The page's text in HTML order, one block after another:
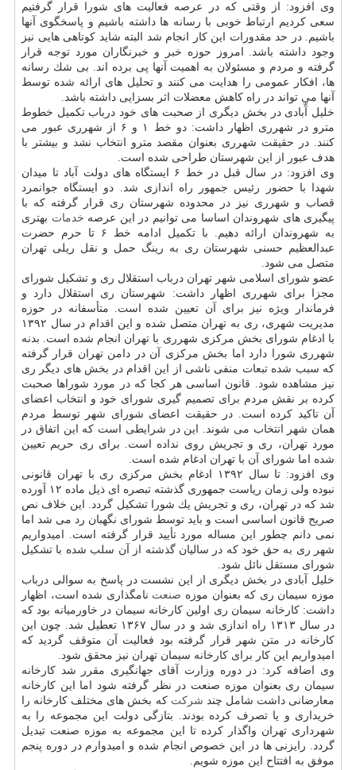
وی افزود: از وقتی كه در عرصه فعالیت های شورا قرار گرفتیم
سعی كردیم ارتباط خوبی با رسانه ها داشته باشیم و پاسخگوی آنها
باشیم. در حد مقدورات این كار انجام شد البته شاید كوتاهی هایی نیز
وجود داشته باشد. امروز حوزه خبر و خبرنگاران مورد توجه قرار
گرفته و مردم و مسئولان به اهمیت آنها پی برده اند. بی شك رسانه
ها، افكار عمومی را هدایت می كنند و تحلیل های ارائه شده توسط
آنها می تواند در راه كاهش معضلات اثر بسزایی داشته باشد.
خلیل آّبادی در بخش دیگری از صحبت های خود درباب تكمیل خطوط
مترو در شهرری اظهار داشت: دو خط ۱ و ۶ از شهرری عبور می
كنند. در حقیقت شهرری بعنوان مقصد مترو انتخاب نشد و بیشتر با
هدف عبور از این شهرستان طراحی شده است.
وی افزود: در سال قبل در خط ۶ ایستگاه های دولت آباد تا میدان
شهدا با حضور رئیس جمهور راه اندازی شد. دو ایستگاه جوانمرد
قصاب و شهرری نیز در محدوده شهرستان ری قرار گرفته كه با
پیگیری های شهروندان اساسا می توانیم در این عرصه خدمات بهتری
به شهروندان ارائه دهیم. با تكمیل ادامه خط ۶ تا حرم حضرت
عبدالعظیم حسنی شهرستان ری به رینگ حمل و نقل ریلی تهران
متصل می شود.
عضو شورای اسلامی شهر تهران درباب استقلال ری و تشكیل شورای
مجزا برای شهرری اظهار داشت: شهرستان ری استقلال دارد و
فرماندار ویژه نیز برای آن تعیین شده است. متأسفانه در حوزه
مدیریت شهری، ری به تهران متصل شده و این اقدام در سال ۱۳۹۲
با ادغام شورای بخش مركزی شهرری با تهران انجام شده است. بدنه
شهرری شورا دارد اما بخش مركزی آن در دامن تهران قرار گرفته
كه سبب شده تبعات منفی ناشی از این اقدام در بخش های دیگر ری
نیز مشاهده شود. قانون اساسی هر كجا كه در مورد شوراها صحبت
كرده بر نقش مردم برای تصمیم گیری شورای خود و انتخاب اعضای
آن تاكید كرده است. در حقیقت اعضای شورای شهر توسط مردم
همان شهر انتخاب می شوند. این در شرایطی است كه این اتفاق در
مورد تهران، ری و تجریش روی نداده است. برای ری حریم تعیین
شده اما شورای آن با تهران ادغام شده است.
وی افزود: تا سال ۱۳۹۲ ادغام بخش مركزی ری با تهران قانونی
نبوده ولی زمان ریاست جمهوری گذشته تبصره ای ذیل ماده ۱۲ آورده
شد كه در تهران، ری و تجریش یك شورا تشكیل گردد. این خلاف نص
صریح قانون اساسی است و باید توسط شورای نگهبان رد می شد اما
نمی دانم چطور این مساله مورد تأیید قرار گرفته است. امیدواریم
شهر ری به حق خود كه در سالیان گذشته از آن سلب شده با تشكیل
شورای مستقل نائل شود.
خلیل آبادی در بخش دیگری از این نشست در پاسخ به سوالی درباب
موزه سیمان ری كه بعنوان موزه صنعت نامگذاری شده است، اظهار
داشت: كارخانه سیمان ری اولین كارخانه سیمان در خاورمیانه بود كه
در سال ۱۳۱۳ راه اندازی شد و در سال ۱۳۶۷ تعطیل شد. چون این
كارخانه در متن شهر قرار گرفته بود فعالیت آن متوقف گردید كه
امیدواریم این كار برای كارخانه سیمان تهران نیز محقق شود.
وی اضافه كرد: در دوره وزارت آقای جهانگیری مقرر شد كارخانه
سیمان ری بعنوان موزه صنعت در نظر گرفته شود اما این كارخانه
معارضانی داشت شامل چند شركت كه بخش های مختلف كارخانه را
خریداری و یا تصرف كرده بودند. بتازگی دولت این مجموعه را به
شهرداری تهران واگذار كرده تا این مجموعه به موزه صنعت تبدیل
گردد. رایزنی ها در این خصوص انجام شده و امیدوارم در دوره پنجم
موفق به افتتاح این موزه شویم.